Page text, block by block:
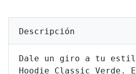
Descripción
Dale un giro a tu
Hoodie Classic Verde.